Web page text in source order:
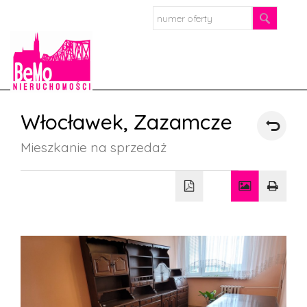
firmie
Domy
Włocławek, Zazamcze
Mieszkanie na sprzedaż